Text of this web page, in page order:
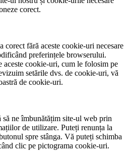
corect.
corect fără aceste cookie-uri necesare
preferințele browserului.
aceste cookie-uri, cum le folosim pe
setările dvs. de cookie-uri, vă
de cookie-uri.
ne îmbunătățim site-ul web prin
de utilizare. Puteți renunța la
spre stânga. Vă puteți schimba
clic pe pictograma cookie-uri.